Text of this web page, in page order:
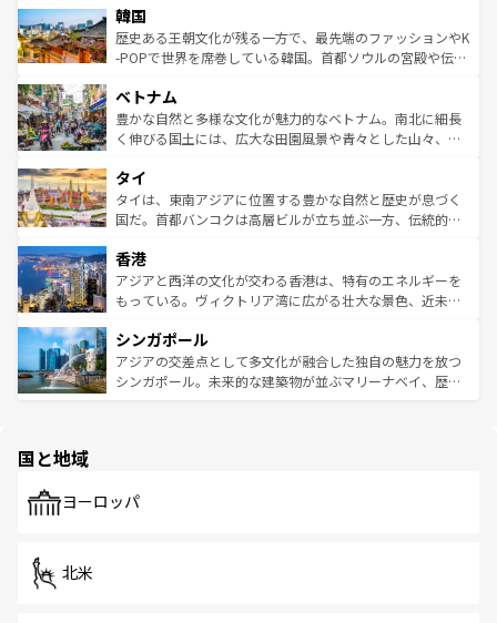
はコンテンツ一覧
いる。アクティビティも充実しており、サーフィンやダイ
ビング、ハイキングなど、アウトドア好きにはたまらな
い。オーストラリアの多彩な魅力を存分に味わいつくそ
参照してほしい。
ン）、静ひつな山岳地帯である台湾東部など、都市の喧騒
と山間の静けさが共存しており、訪れる人に新しい発見と
驚きをもたらしてくれる。また、奥深い台湾の食文化も魅
容にもいいと評判のスイーツなど、バラエティ豊かな料理
が味わえる。 なお、新着の台湾情報は コンテンツ一覧を参
照してほしい。
韓国
歴史ある王朝文化が残る一方で、最先端のファッションやK
-POPで世界を席巻している韓国。首都ソウルの宮殿や伝統
き、地方に足を延ばせば四季折々の自然美を楽しむことが
できる。そして、キムチや焼肉、絶品のストリートフード
まで、さまざまな韓国料理が待っている。夜には、韓国な
リティに包まれながら、韓国の多彩な魅力を心ゆくまで味
わってみてほしい。 なお、新着の韓国情報はコンテンツ一
覧を参照してほしい。
ベトナム
豊かな自然と多様な文化が魅力的なベトナム。南北に細長
く伸びる国土には、広大な田園風景や青々とした山々、世
急速な発展と共に伝統が息づく。ハノイの古い町並みやホ
ーチミン市のフランス統治時代の建物も、独特の雰囲気を
醸し出している。また、バラエティの豊かさとおいしさで
とつ。フォーやバインミー、ベトナムコーヒーなどは、ぜ
ひ現地で味わいたい。どの地域を訪れてもあたたかい人々
が旅行者を迎えてくれるので、きっと忘れられない旅にな
参照してほしい。
タイ
タイは、東南アジアに位置する豊かな自然と歴史が息づく
国だ。首都バンコクは高層ビルが立ち並ぶ一方、伝統的な
の活気が交差している。北部ではチェンマイなどの山岳地
帯で自然と触れ合い、南部ではプーケットやクラビの美し
いビーチでリゾート気分を楽しむことができる。タイ料理
激する。気候は一年中温暖で、どの季節にも異なる楽しみ
が待っている。親しみやすいタイの人々、仏教を中心とし
た文化、そして多様な観光資源が、訪れる旅人を魅了し続
香港
アジアと西洋の文化が交わる香港は、特有のエネルギーを
もっている。ヴィクトリア湾に広がる壮大な景色、近未来
み、どこを訪れても感動するはず。観光スポットが密集し
ており、効率よく見どころを回れるのも魅力。息をのむよ
うな絶景から文化的な体験まで、香港を存分に楽しみ尽く
シンガポール
アジアの交差点として多文化が融合した独自の魅力を放つ
シンガポール。未来的な建築物が並ぶマリーナベイ、歴史
で、ホーカーズは地元の風情を楽しめる外せないスポット
国と地域
ヨーロッパ
北米